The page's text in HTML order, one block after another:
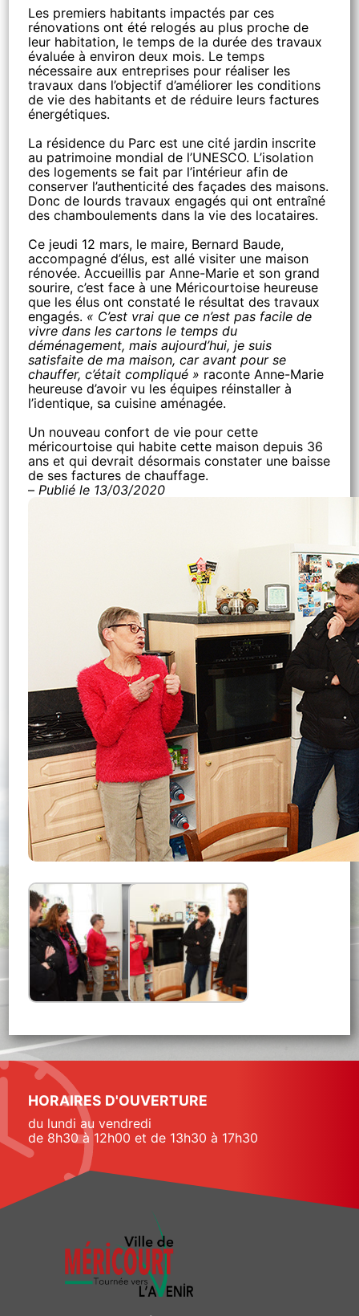
Les premiers habitants impactés par ces
rénovations ont été relogés au plus proche de
leur habitation, le temps de la durée des travaux
évaluée à environ deux mois. Le temps
nécessaire aux entreprises pour réaliser les
travaux dans l’objectif d’améliorer les conditions
de vie des habitants et de réduire leurs factures
énergétiques.
La résidence du Parc est une cité jardin inscrite
au patrimoine mondial de l’UNESCO. L’isolation
des logements se fait par l’intérieur afin de
conserver l’authenticité des façades des maisons.
Donc de lourds travaux engagés qui ont entraîné
des chamboulements dans la vie des locataires.
Ce jeudi 12 mars, le maire, Bernard Baude,
accompagné d’élus, est allé visiter une maison
rénovée. Accueillis par Anne-Marie et son grand
sourire, c’est face à une Méricourtoise heureuse
que les élus ont constaté le résultat des travaux
engagés. « C’est vrai que ce n’est pas facile de
vivre dans les cartons le temps du
déménagement, mais aujourd’hui, je suis
satisfaite de ma maison, car avant pour se
chauffer, c’était compliqué » raconte Anne-Marie
heureuse d’avoir vu les équipes réinstaller à
l’identique, sa cuisine aménagée.
Un nouveau confort de vie pour cette
méricourtoise qui habite cette maison depuis 36
ans et qui devrait désormais constater une baisse
de ses factures de chauffage.
–Publié le 13/03/2020
HORAIRES D'OUVERTURE
du lundi au vendredi
de 8h30 à 12h00 et de 13h30 à 17h30